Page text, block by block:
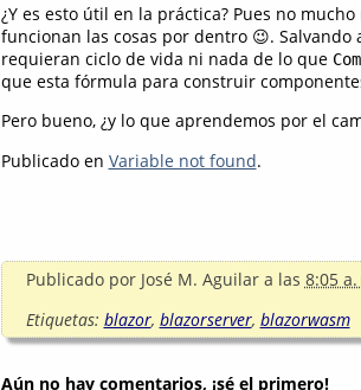
¿Y es esto útil en la práctica? Pues no
funcionan las cosas por dentro 😉.
requieran ciclo de vida ni nada de lo que
que esta fórmula para construir
Pero bueno, ¿y lo que aprendemos por el
Publicado en Variable not found.
Publicado por José M. Aguilar a las 8:05 a.
Etiquetas: blazor, blazorserver, blazorwasm
Aún no hay comentarios, ¡sé el primero!